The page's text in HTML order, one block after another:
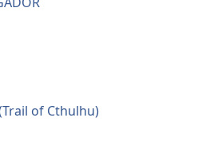
of Cthulhu)